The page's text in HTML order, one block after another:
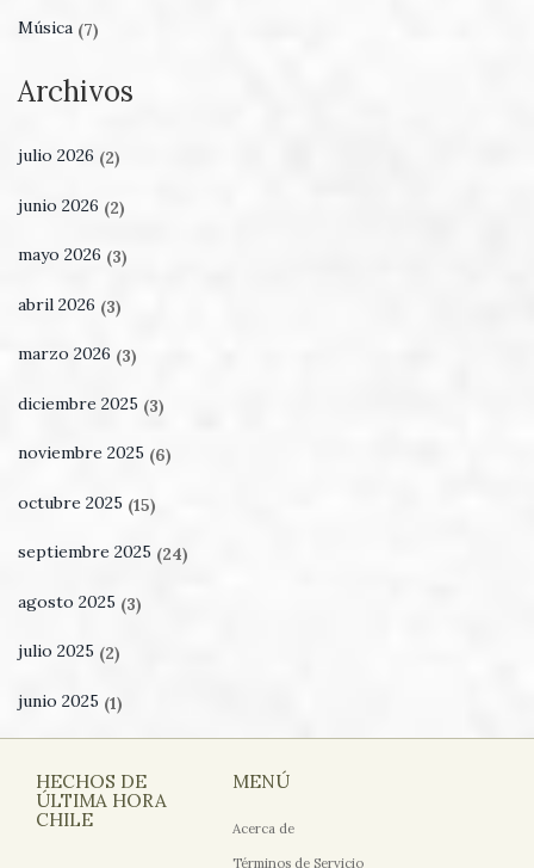
Música (7)
Archivos
julio 2026 (2)
junio 2026 (2)
mayo 2026 (3)
abril 2026 (3)
marzo 2026 (3)
diciembre 2025 (3)
noviembre 2025 (6)
octubre 2025 (15)
septiembre 2025 (24)
agosto 2025 (3)
julio 2025 (2)
junio 2025 (1)
HECHOS DE
ÚLTIMA HORA
CHILE
MENÚ
Acerca de
Términos de Servicio